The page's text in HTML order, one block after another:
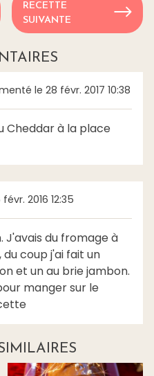
RECETTE
SUIVANTE
le 28 févr. 2017 10:38
Cheddar à la place
2016 12:35
J'avais du fromage à
coup j'ai fait un
et un au brie jambon.
manger sur le